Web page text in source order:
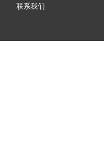
联系我们